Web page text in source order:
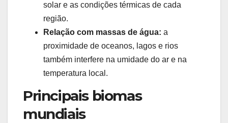
solar e as condições térmicas de cada
região.
Relação com massas de água: a
proximidade de oceanos, lagos e rios
também interfere na umidade do ar e na
temperatura local.
Principais biomas
mundiais